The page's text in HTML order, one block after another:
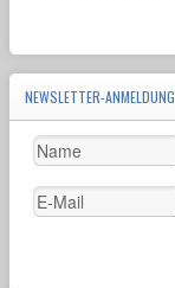
NEWSLETTER-ANMELDUNG